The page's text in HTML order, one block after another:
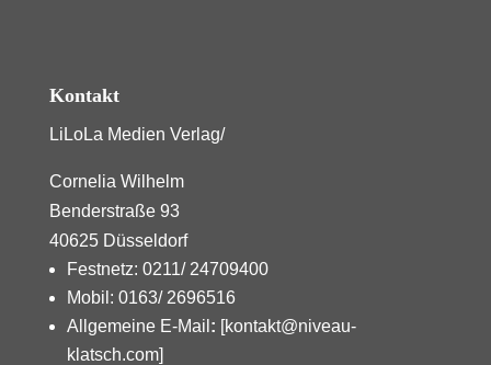
Kontakt
LiLoLa Medien Verlag/
Cornelia Wilhelm
Benderstraße 93
40625 Düsseldorf
Festnetz: 0211/ 24709400
Mobil: 0163/ 2696516
Allgemeine E-Mail : [kontakt@niveau-
klatsch.com]